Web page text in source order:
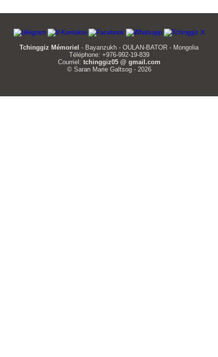
Tchinggiz Mémoriel - Bayanzukh - OULAN-BATOR - Mongolia
Téléphone: +976-992-19-839
Courriel: tchinggiz05 @ gmail.com
© Saran Marie Galtsog - 2026